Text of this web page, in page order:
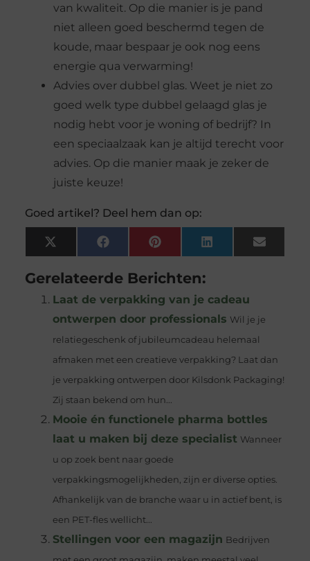
van kwaliteit. Op die manier is je pand
niet alleen goed beschermd tegen de
koude, maar bespaar je ook nog eens
energie qua verwarming!
Advies over dubbel glas. Weet je niet zo
goed welk type dubbel gelaagd glas je
nodig hebt voor je woning of bedrijf? In
een speciaalzaak kan je altijd terecht voor
advies. Op die manier maak je zeker de
juiste keuze!
Goed artikel? Deel hem dan op:
X
(Twitter)
FacebookPinterestLinkedInEmail
Gerelateerde Berichten:
Laat de verpakking van je cadeau
ontwerpen door professionals Wil je je
relatiegeschenk of jubileumcadeau helemaal
afmaken met een creatieve verpakking? Laat dan
je verpakking ontwerpen door Kilsdonk Packaging!
Zij staan bekend om hun...
Mooie én functionele pharma bottles
laat u maken bij deze specialist Wanneer
u op zoek bent naar goede
verpakkingsmogelijkheden, zijn er diverse opties.
Afhankelijk van de branche waar u in actief bent, is
een PET-fles wellicht...
Stellingen voor een magazijn Bedrijven